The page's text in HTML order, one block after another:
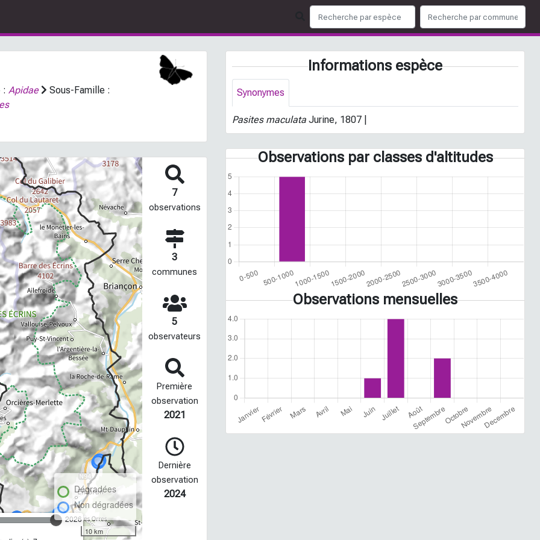
: Apidae
Sous-Famille :
2026
Dégradées
Non dégradées
10 km
7
observations
3
communes
5
observateurs
Première
observation
2021
Dernière
observation
2024
Informations espèce
Synonymes
Pasites maculata Jurine, 1807 |
Observations par classes d'altitudes
Observations mensuelles